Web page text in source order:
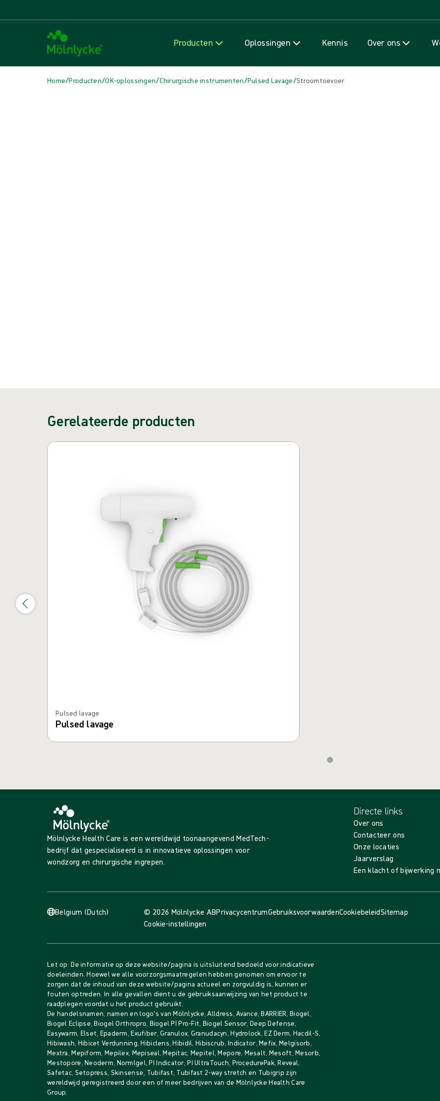
Producten Oplossingen Kennis Over ons
Home/Producten/OK-oplossingen/Chirurgische instrumenten/Pulsed Lavage/Stroomtoevoer
Gerelateerde producten
Pulsed lavage
Pulsed lavage
Mölnlycke Health Care is een wereldwijd toonaangevend MedTech-
bedrijf dat gespecialiseerd is in innovatieve oplossingen voor
wondzorg en chirurgische ingrepen.
Directe links
Over ons
Contacteer ons
Onze locaties
Jaarverslag
Een klacht of bijwerking
Belgium (Dutch) © 2026 Mölnlycke ABPrivacycentrumGebruiksvoorwaardenCookiebeleidSitemap
Cookie-instellingen
Let op: De informatie op deze website/pagina is uitsluitend bedoeld voor indicatieve
doeleinden. Hoewel we alle voorzorgsmaatregelen hebben genomen om ervoor te
zorgen dat de inhoud van deze website/pagina actueel en zorgvuldig is, kunnen er
fouten optreden. In alle gevallen dient u de gebruiksaanwijzing van het product te
raadplegen voordat u het product gebruikt.
De handelsnamen, namen en logo's van Mölnlycke, Alldress, Avance, BARRIER, Biogel,
Biogel Eclipse, Biogel Orthropro, Biogel PI Pro-Fit, Biogel Sensor, Deep Defense,
Easywarm, Elset, Epaderm, Exufiber, Granulox, Granudacyn, Hydrolock, EZ Derm, Hacdil-S,
Hibiwash, Hibicet Verdunning, Hibiclens, Hibidil, Hibiscrub, Indicator, Mefix, Melgisorb,
Mextra, Mepiform, Mepilex, Mepiseal, Mepitac, Mepitel, Mepore, Mesalt, Mesoft, Mesorb,
Mestopore, Neoderm, Normlgel, PI Indicator, PI UltraTouch, ProcedurePak, Reveal,
Safetac, Setopress, Skinsense, Tubifast, Tubifast 2-way stretch en Tubigrip zijn
wereldwijd geregistreerd door een of meer bedrijven van de Mölnlycke Health Care
Group.